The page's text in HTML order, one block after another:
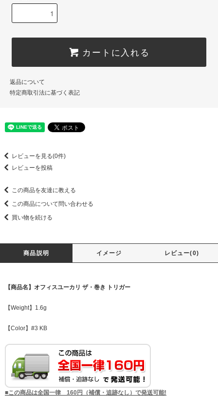
カートに入れる
返品について
特定商取引法に基づく表記
レビューを見る(0件)
レビューを投稿
この商品を友達に教える
この商品について問い合わせる
買い物を続ける
商品説明 イメージ レビュー(0)
【商品名】オフィスユーカリ ザ・巻き トリガー
【Weight】1.6g
【Color】#3 KB
■この商品は全国一律 160円（補償・追跡なし）で発送可能!